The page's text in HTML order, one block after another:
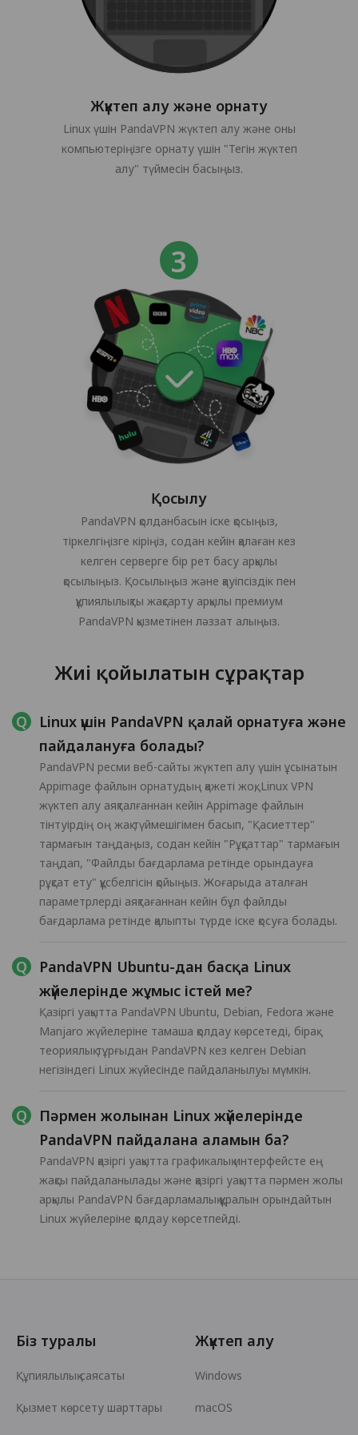
Жүктеп алу және орнату
Linux үшін PandaVPN жүктеп алу және оны
компьютеріңізге орнату үшін "Тегін жүктеп
алу" түймесін басыңыз.
Қосылу
PandaVPN қолданбасын іске қосыңыз,
тіркелгіңізге кіріңіз, содан кейін қалаған кез
келген серверге бір рет басу арқылы
қосылыңыз. Қосылыңыз және қауіпсіздік пен
құпиялылықты жақсарту арқылы премиум
PandaVPN қызметінен ләззат алыңыз.
Жиі қойылатын сұрақтар
Linux үшін PandaVPN қалай орнатуға және
пайдалануға болады?
PandaVPN ресми веб-сайты жүктеп алу үшін ұсынатын
Appimage файлын орнатудың қажеті жоқ, Linux VPN
жүктеп алу аяқталғаннан кейін Appimage файлын
тінтуірдің оң жақ түймешігімен басып, "Қасиеттер"
тармағын таңдаңыз, содан кейін "Рұқсаттар" тармағын
таңдап, "Файлды бағдарлама ретінде орындауға
рұқсат ету" құсбелгісін қойыңыз. Жоғарыда аталған
параметрлерді аяқтағаннан кейін бұл файлды
бағдарлама ретінде қалыпты түрде іске қосуға болады.
PandaVPN Ubuntu-дан басқа Linux
жүйелерінде жұмыс істей ме?
Қазіргі уақытта PandaVPN Ubuntu, Debian, Fedora және
Manjaro жүйелеріне тамаша қолдау көрсетеді, бірақ
теориялық тұрғыдан PandaVPN кез келген Debian
негізіндегі Linux жүйесінде пайдаланылуы мүмкін.
Пәрмен жолынан Linux жүйелерінде
PandaVPN пайдалана аламын ба?
PandaVPN қазіргі уақытта графикалық интерфейсте ең
жақсы пайдаланылады және қазіргі уақытта пәрмен жолы
арқылы PandaVPN бағдарламалық құралын орындайтын
Linux жүйелеріне қолдау көрсетпейді.
Біз туралы
Құпиялылық саясаты
Қызмет көрсету шарттары
Жүктеп алу
Windows
macOS